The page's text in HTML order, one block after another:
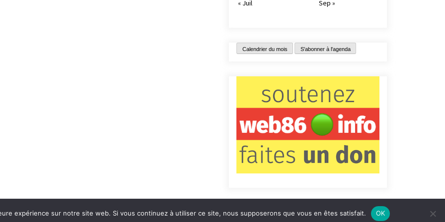
« Juil
Sep »
Calendrier du mois S'abonner à l'agenda
Contact Qui sommes-nous ? Informations légales
expérience sur notre site web. Si vous continuez à utiliser ce site, nous supposerons que vous en êtes satisfait. OK